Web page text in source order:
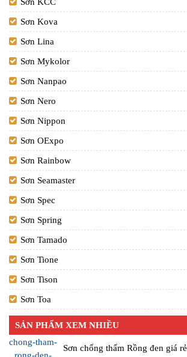
Sơn Kova
Sơn Lina
Sơn Mykolor
Sơn Nanpao
Sơn Nero
Sơn Nippon
Sơn OExpo
Sơn Rainbow
Sơn Seamaster
Sơn Spec
Sơn Spring
Sơn Tamado
Sơn Tione
Sơn Tison
Sơn Toa
SẢN PHẨM XEM NHIỀU
Sơn chống thấm Rồng đen giá rẻ